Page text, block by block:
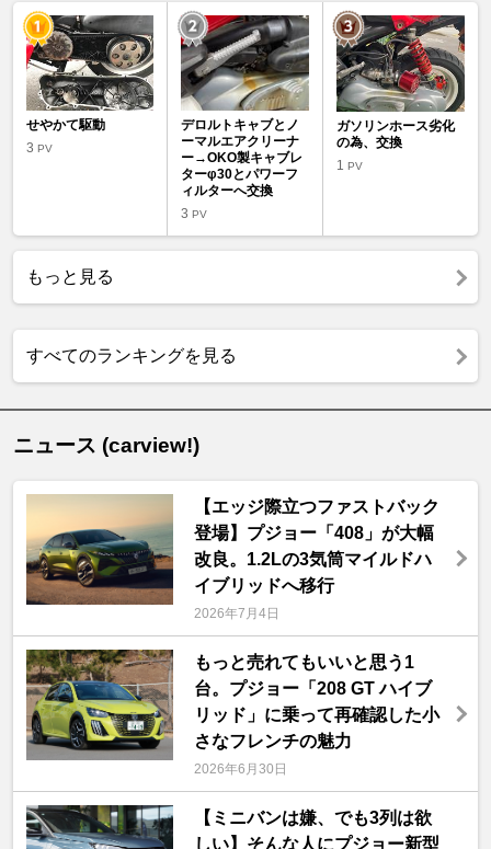
せやかて駆動
3 PV
デロルトキャブとノ
ーマルエアクリーナ
ー→OKO製キャブレ
ターφ30とパワーフ
ィルターへ交換
3PV
ガソリンホース劣化
の為、交換
1 PV
もっと見る
すべてのランキングを見る
ニュース (carview!)
【エッジ際立つファストバック
登場】プジョー「408」が大幅
改良。1.2Lの3気筒マイルドハ
イブリッドへ移行
2026年7月4日
もっと売れてもいいと思う1
台。プジョー「208 GT ハイブ
リッド」に乗って再確認した小
さなフレンチの魅力
2026年6月30日
【ミニバンは嫌、でも3列は欲
しい】そんな人にプジョー新型